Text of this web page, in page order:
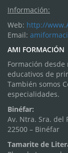
Información:
Web: http://
Email:
AMI FORMACIÓN
Formación
educativos de
También somos
especialidades.
Binéfar:
Av. Ntra. Sra. del
22500 – Binéfar
Tamarite de